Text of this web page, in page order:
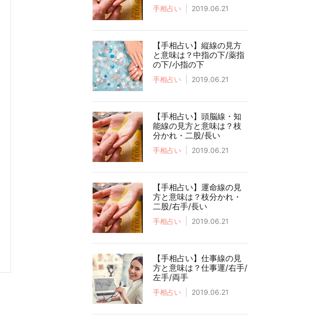
手相占い 2019.06.21
【手相占い】縦線の見方
と意味は？中指の下/薬指
の下/小指の下
手相占い 2019.06.21
【手相占い】頭脳線・知
能線の見方と意味は？枝
分かれ・二股/長い
手相占い 2019.06.21
【手相占い】運命線の見
方と意味は？枝分かれ・
二股/右手/長い
手相占い 2019.06.21
【手相占い】仕事線の見
方と意味は？仕事運/右手/
左手/両手
手相占い 2019.06.21